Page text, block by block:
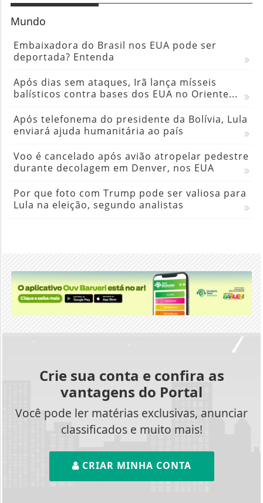
Mundo
Embaixadora do Brasil nos EUA pode ser
deportada? Entenda
Após dias sem ataques, Irã lança mísseis
balísticos contra bases dos EUA no Oriente...
Após telefonema do presidente da Bolívia, Lula
enviará ajuda humanitária ao país
Voo é cancelado após avião atropelar pedestre
durante decolagem em Denver, nos EUA
Por que foto com Trump pode ser valiosa para
Lula na eleição, segundo analistas
Crie sua conta e confira as
vantagens do Portal
Você pode ler matérias exclusivas, anunciar
classificados e muito mais!
CRIAR MINHA CONTA